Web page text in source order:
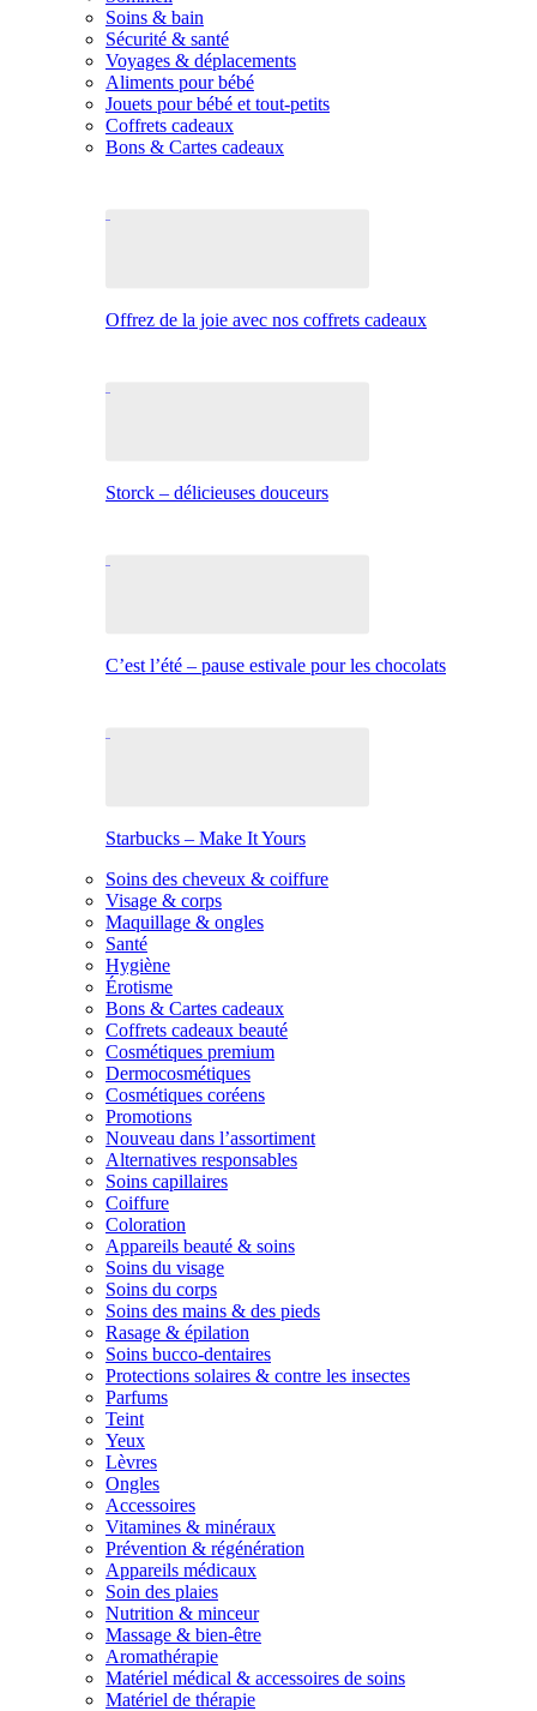
Soins & bain
Sécurité & santé
Voyages & déplacements
Aliments pour bébé
Jouets pour bébé et tout-petits
Coffrets cadeaux
Bons & Cartes cadeaux
Offrez de la joie avec nos coffrets cadeaux
Storck – délicieuses douceurs
C’est l’été – pause estivale pour les chocolats
Starbucks – Make It Yours
Soins des cheveux & coiffure
Visage & corps
Maquillage & ongles
Santé
Hygiène
Érotisme
Bons & Cartes cadeaux
Coffrets cadeaux beauté
Cosmétiques premium
Dermocosmétiques
Cosmétiques coréens
Promotions
Nouveau dans l’assortiment
Alternatives responsables
Soins capillaires
Coiffure
Coloration
Appareils beauté & soins
Soins du visage
Soins du corps
Soins des mains & des pieds
Rasage & épilation
Soins bucco-dentaires
Protections solaires & contre les insectes
Parfums
Teint
Yeux
Lèvres
Ongles
Accessoires
Vitamines & minéraux
Prévention & régénération
Appareils médicaux
Soin des plaies
Nutrition & minceur
Massage & bien-être
Aromathérapie
Matériel médical & accessoires de soins
Matériel de thérapie